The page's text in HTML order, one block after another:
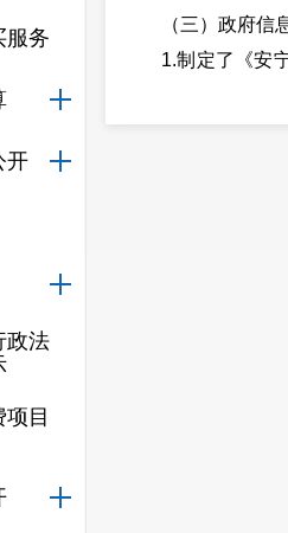
服务
开
政法
目
（三）政府信
1.制定了《安
2.由专人负责